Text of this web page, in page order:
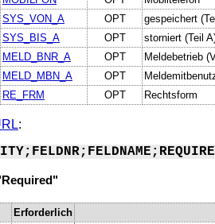
SYS_VON_A OPT
gespeichert
SYS_BIS_A OPT
storniert (Teil
MELD_BNR_A OPT
Meldebetrieb
MELD_MBN_A OPT
RE_FRM OPT Rechtsform
:
Erforderlich